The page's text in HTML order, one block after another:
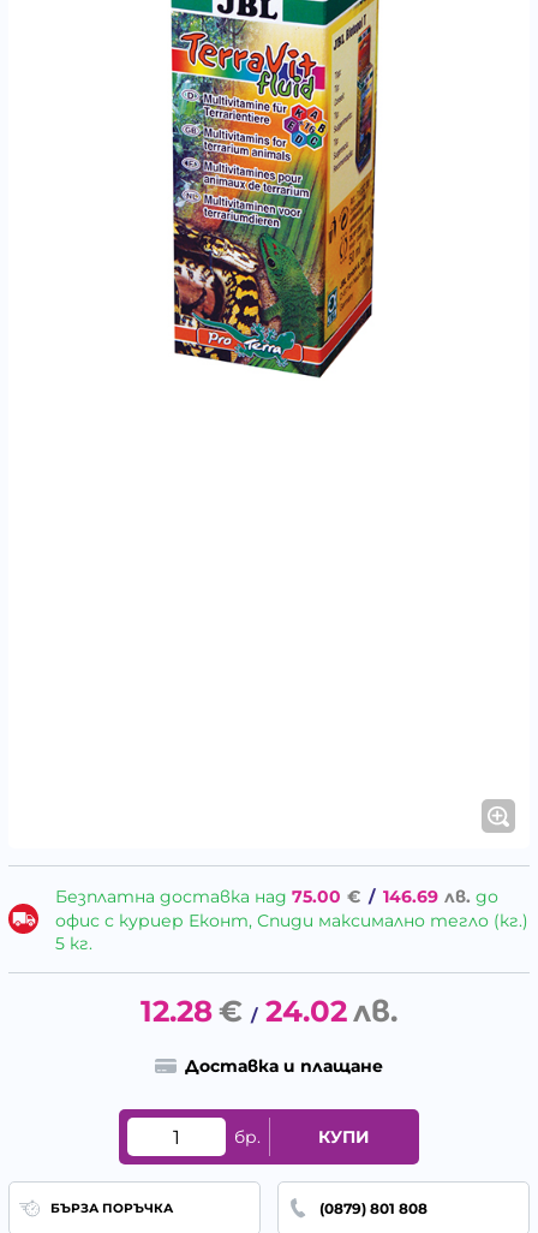
Безплатна доставка над 75.00 € / 146.69 лв. до
офис с куриер Еконт, Спиди максимално тегло (кг.)
5 кг.
12.28€ / 24.02лв.
Доставка и плащане
бр. КУПИ
БЪРЗА ПОРЪЧКА (0879) 801 808